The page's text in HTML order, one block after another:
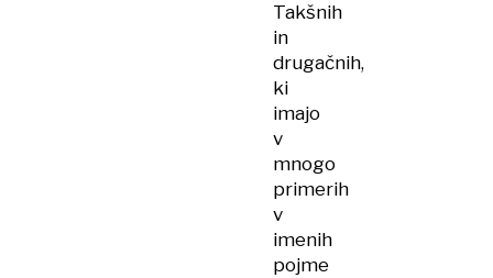
Takšnih
in
drugačnih,
ki
imajo
v
mnogo
primerih
v
imenih
pojme